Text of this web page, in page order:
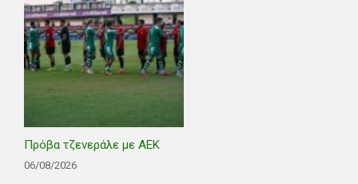
Πρόβα τζενεράλε με ΑΕΚ
06/08/2026